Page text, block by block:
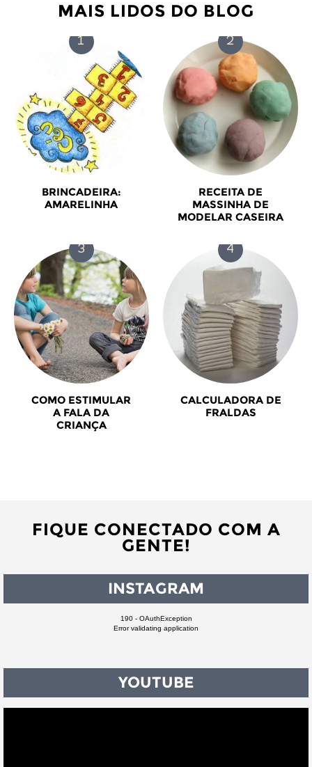
MAIS LIDOS DO BLOG
BRINCADEIRA:
AMARELINHA
RECEITA DE
MASSINHA DE
MODELAR CASEIRA
COMO ESTIMULAR
A FALA DA
CRIANÇA
CALCULADORA DE
FRALDAS
FIQUE CONECTADO COM A
GENTE!
INSTAGRAM
190 - OAuthException
Error validating application
YOUTUBE